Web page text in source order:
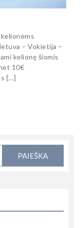
– Vokietija –
kelionę šiomis
10€
[…]